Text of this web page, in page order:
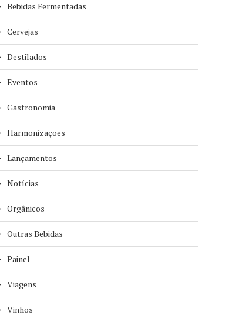
Bebidas Fermentadas
Cervejas
Destilados
Eventos
Gastronomia
Harmonizações
Lançamentos
Notícias
Orgânicos
Outras Bebidas
Painel
Viagens
Vinhos